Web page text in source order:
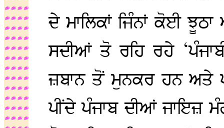
ਦੇ ਮਾਲਿਕਾਂ ਜਿੰਨਾਂ ਕੋਈ
ਸਦੀਆਂ ਤੋ ਰਹਿ ਰਹੇ
ਜ਼ਬਾਨ ਤੋਂ ਮੁਨਕਰ ਹਨ ਅਤੇ
ਪੀਂਦੇ ਪੰਜਾਬ ਦੀਆਂ ਜਾਇਜ਼